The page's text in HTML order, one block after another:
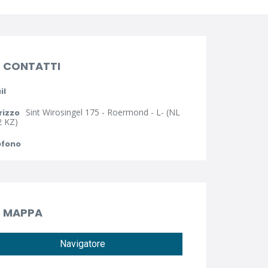
CONTATTI
Sint Wirosingel 175 - Roermond - L- (NL
KZ)
MAPPA
Navigatore